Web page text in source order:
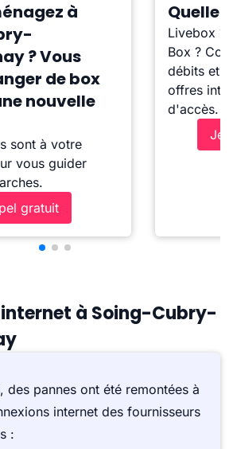
à
? Vous
de box
nouvelle
sont à votre
vous guider
gratuit
Quelle
Livebox ?
Box ?
débits et
offres
d'accès.
Je
internet à Soing-Cubry-
pannes ont été remontées à
internet des fournisseurs
: